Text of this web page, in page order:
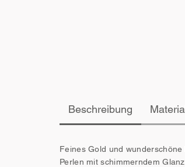
Beschreibung
Feines Gold und
Perlen mit schimmerndem